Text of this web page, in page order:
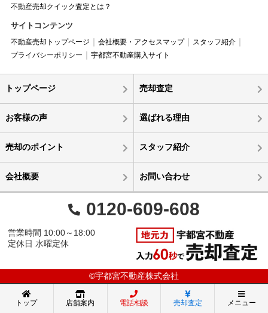
不動産売却クイック査定とは？
サイトコンテンツ
不動産売却トップページ 会社概要・アクセスマップ
スタッフ紹介
プライバシーポリシー
宇都宮不動産購入サイト
トップページ 売却査定
お客様の声 選ばれる理由
売却のポイント スタッフ紹介
会社概要 お問い合わせ
0120-609-608
営業時間 10:00～18:00
定休日 水曜定休
©宇都宮不動産株式会社
トップ 店舗案内 電話相談 売却査定 メニュー